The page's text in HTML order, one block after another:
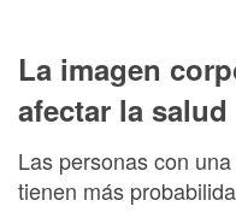
La imagen
afectar la salud
Las personas con
tienen más